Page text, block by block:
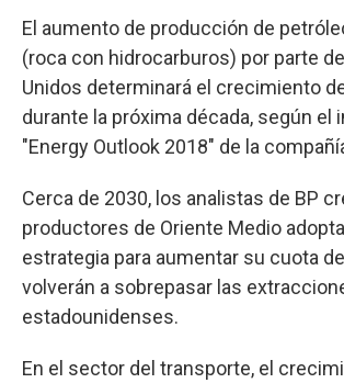
El aumento de producción de
(roca con hidrocarburos) por parte
Unidos determinará el crecimiento
durante la próxima década, según el
"Energy Outlook 2018" de la
Cerca de 2030, los analistas de BP
productores de Oriente Medio
estrategia para aumentar su cuota
volverán a sobrepasar las
estadounidenses.
En el sector del transporte, el